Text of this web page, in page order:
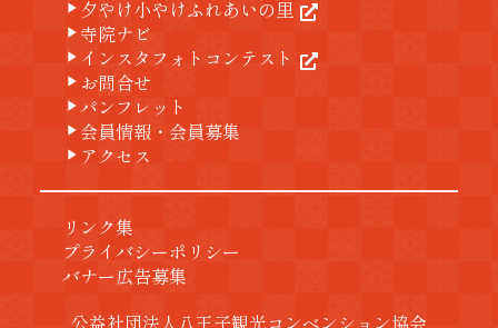
play_arrow 夕やけ小やけふれあいの里
play_arrow 寺院ナビ
play_arrow インスタフォトコンテスト
play_arrow お問合せ
play_arrowパンフレット
play_arrow 会員情報・会員募集
play_arrow アクセス
リンク集
プライバシーポリシー
バナー広告募集
公益社団法人八王子観光コンベンション協会